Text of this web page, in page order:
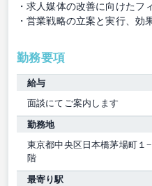
・求人媒体の改善に向けたフ
・営業戦略の立案と実行、効
勤務要項
給与
面談にてご案内します
勤務地
東京都中央区日本橋茅場町１
階
最寄り駅